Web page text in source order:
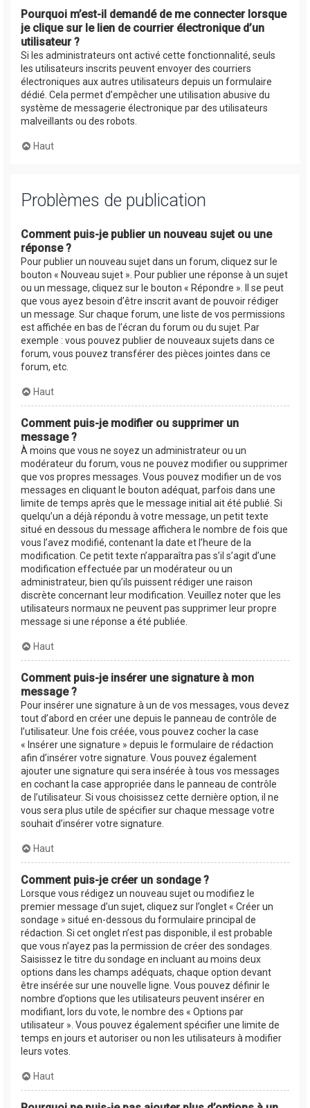
Pourquoi m’est-il demandé de me connecter lorsque
je clique sur le lien de courrier électronique d’un
utilisateur ?
Si les administrateurs ont activé cette fonctionnalité, seuls
les utilisateurs inscrits peuvent envoyer des courriers
électroniques aux autres utilisateurs depuis un formulaire
dédié. Cela permet d’empêcher une utilisation abusive du
système de messagerie électronique par des utilisateurs
malveillants ou des robots.
Haut
Problèmes de publication
Comment puis-je publier un nouveau sujet ou une
réponse ?
Pour publier un nouveau sujet dans un forum, cliquez sur le
bouton « Nouveau sujet ». Pour publier une réponse à un sujet
ou un message, cliquez sur le bouton « Répondre ». Il se peut
que vous ayez besoin d’être inscrit avant de pouvoir rédiger
un message. Sur chaque forum, une liste de vos permissions
est affichée en bas de l’écran du forum ou du sujet. Par
exemple : vous pouvez publier de nouveaux sujets dans ce
forum, vous pouvez transférer des pièces jointes dans ce
forum, etc.
Haut
Comment puis-je modifier ou supprimer un
message ?
À moins que vous ne soyez un administrateur ou un
modérateur du forum, vous ne pouvez modifier ou supprimer
que vos propres messages. Vous pouvez modifier un de vos
messages en cliquant le bouton adéquat, parfois dans une
limite de temps après que le message initial ait été publié. Si
quelqu’un a déjà répondu à votre message, un petit texte
situé en dessous du message affichera le nombre de fois que
vous l’avez modifié, contenant la date et l’heure de la
modification. Ce petit texte n’apparaîtra pas s’il s’agit d’une
modification effectuée par un modérateur ou un
administrateur, bien qu’ils puissent rédiger une raison
discrète concernant leur modification. Veuillez noter que les
utilisateurs normaux ne peuvent pas supprimer leur propre
message si une réponse a été publiée.
Haut
Comment puis-je insérer une signature à mon
message ?
Pour insérer une signature à un de vos messages, vous devez
tout d’abord en créer une depuis le panneau de contrôle de
l’utilisateur. Une fois créée, vous pouvez cocher la case
« Insérer une signature » depuis le formulaire de rédaction
afin d’insérer votre signature. Vous pouvez également
ajouter une signature qui sera insérée à tous vos messages
en cochant la case appropriée dans le panneau de contrôle
de l’utilisateur. Si vous choisissez cette dernière option, il ne
vous sera plus utile de spécifier sur chaque message votre
souhait d’insérer votre signature.
Haut
Comment puis-je créer un sondage ?
Lorsque vous rédigez un nouveau sujet ou modifiez le
premier message d’un sujet, cliquez sur l’onglet « Créer un
sondage » situé en-dessous du formulaire principal de
rédaction. Si cet onglet n’est pas disponible, il est probable
que vous n’ayez pas la permission de créer des sondages.
Saisissez le titre du sondage en incluant au moins deux
options dans les champs adéquats, chaque option devant
être insérée sur une nouvelle ligne. Vous pouvez définir le
nombre d’options que les utilisateurs peuvent insérer en
modifiant, lors du vote, le nombre des « Options par
utilisateur ». Vous pouvez également spécifier une limite de
temps en jours et autoriser ou non les utilisateurs à modifier
leurs votes.
Haut